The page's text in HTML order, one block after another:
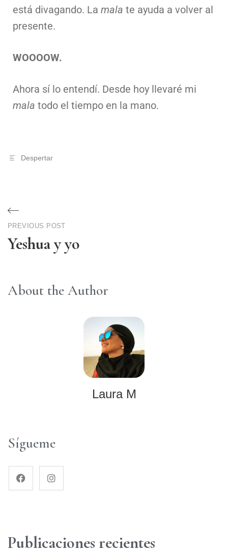
está divagando. La mala te ayuda a volver al
presente.
WOOOOW.
Ahora sí lo entendí. Desde hoy llevaré mi
mala todo el tiempo en la mano.
Despertar
PREVIOUS POST
Yeshua y yo
About the Author
Laura M
Sígueme
Publicaciones recientes